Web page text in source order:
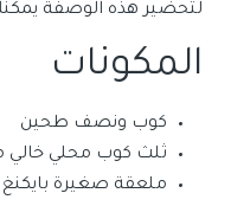
لتحضير هذه الوصفة
المكونات
كوب ونصف طحين
ثلث كوب محلي خالي
ملعقة صغيرة بايكنغ